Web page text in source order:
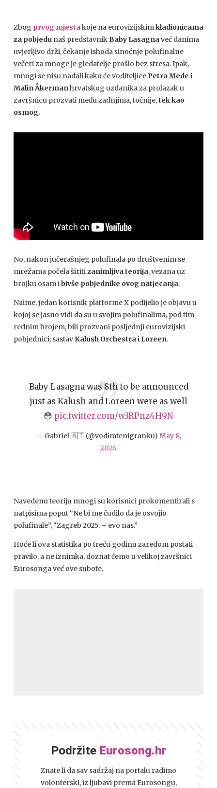
Zbog prvog mjestakoje na eurovizijskimkladionicama
za pobjedu naš predstavnikBaby Lasagnaveć danima
uvjerljivo drži, čekanje ishoda sinoćnje polufinalne
večeri za mnoge je gledatelje prošlo bez stresa. Ipak,
mnogi se nisu nadali kako će voditeljice Petra Mede i
Malin Åkermanhrvatskog uzdanika za prolazak u
završnicu prozvati među zadnjima, točnije,tek kao
osmog.
No, nakon jučerašnjeg polufinala po društvenim se
mrežama počela širitizanimljiva teorija, vezana uz
brojku osam ibivše pobjednike ovog natjecanja.
Naime, jedan korisnik platforme X podijelio je objavu u
kojoj se jasno vidi da su u svojim polufinalima, pod tim
rednim brojem, bili prozvani posljednji eurovizijski
pobjednici; sastav Kalush Orchestra i Loreen.
Baby Lasagna was 8th to be announced
just as Kalush and Loreen were as well
😳 pic.twitter.com/w3RPnz4H9N
— Gabriel 🇦🇹 (@vodimtenigranku) May 8,
2024
Navedenu teoriju mnogi su korisnici prokomentirali s
natpisima poput “Ne bi me čudilo da je osvojio
polufinale”, “Zagreb 2025. – evo nas.”
Hoće li ova statistika po treću godinu zaredom postati
pravilo, a ne iznimka, doznat ćemo u velikoj završnici
Eurosonga već ove subote.
Podržite Eurosong.hr
Znate li da sav sadržaj na portalu radimo
volonterski, iz ljubavi prema Eurosongu,